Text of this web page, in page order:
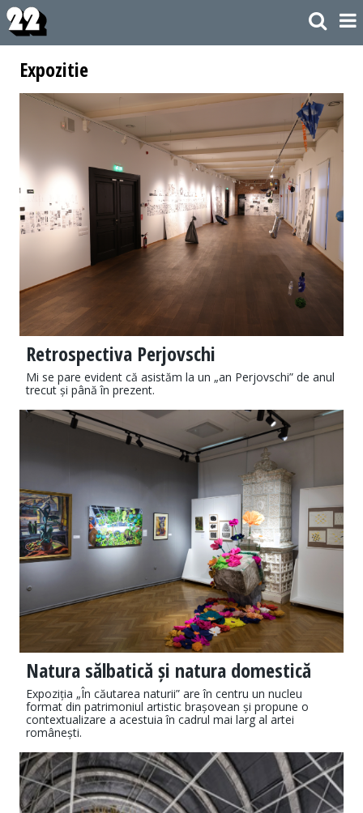
Expozitie
Retrospectiva Perjovschi
Mi se pare evident că asistăm la un „an Perjovschi” de anul
trecut și până în prezent.
Natura sălbatică și natura domestică
Expoziția „În căutarea naturii” are în centru un nucleu
format din patrimoniul artistic brașovean și propune o
contextualizare a acestuia în cadrul mai larg al artei
românești.